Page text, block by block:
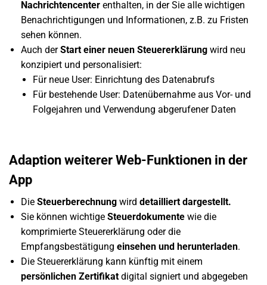
Nachrichtencenter enthalten, in der Sie alle wichtigen
Benachrichtigungen und Informationen, z.B. zu Fristen
sehen können.
Auch derStart einer neuen Steuererklärung wird neu
konzipiert und personalisiert:
Für neue User: Einrichtung des Datenabrufs
Für bestehende User: Datenübernahme aus Vor- und
Folgejahren und Verwendung abgerufener Daten
Adaption weiterer Web-Funktionen in der
App
Die Steuerberechnung wird detailliert dargestellt.
Sie können wichtige Steuerdokumente wie die
komprimierte Steuererklärung oder die
Empfangsbestätigung einsehen und herunterladen.
Die Steuererklärung kann künftig mit einem
persönlichen Zertifikatdigital signiert und abgegeben